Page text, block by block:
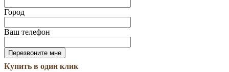
Город
Ваш телефон
Купить в один клик